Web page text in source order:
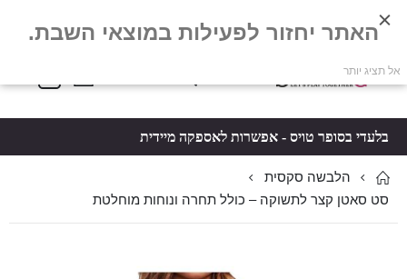
Toggle
סל קניות
בלעדי בסופר טויס - אפשרות לאספקה מיידית
הלבשה סקסית
סט סאטן קצר לתשוקה – כולל תחרה ונוחות מוחלטת
האתר יחזור לפעילות במוצאי השבת.
אל תציג יותר